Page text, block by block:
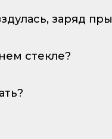
заряд
стекле?